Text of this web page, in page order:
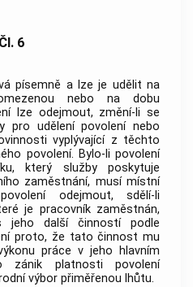
Čl. 6
písemně a lze je udělit na
nebo na dobu
lze odejmout, změní-li se
pro udělení povolení nebo
vyplývající z těchto
povolení. Bylo-li povolení
který služby poskytuje
zaměstnání, musí místní
odejmout, sdělí-li
je pracovník zaměstnán,
jeho další činností podle
proto, že tato činnost mu
práce v jeho hlavním
zánik platnosti povolení
výbor přiměřenou lhůtu.